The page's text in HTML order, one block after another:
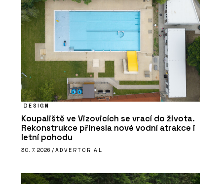
DESIGN
Koupaliště ve Vizovicích se vrací do života.
Rekonstrukce přinesla nové vodní atrakce i
letní pohodu
30. 7. 2026 / ADVERTORIAL